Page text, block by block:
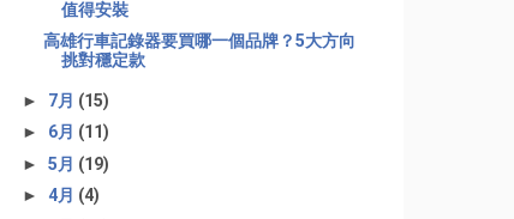
值得安裝
高雄行車記錄器要買哪一個品牌？5大方向
挑對穩定款
► 7月 (15)
► 6月 (11)
► 5月 (19)
► 4月 (4)